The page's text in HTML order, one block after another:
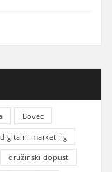
Bovec
digitalni marketing
družinski dopust